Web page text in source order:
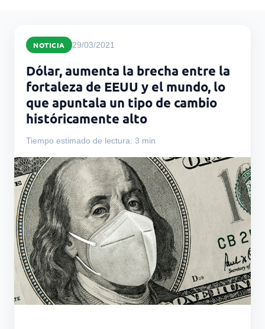
NOTICIA 29/03/2021
Dólar, aumenta la brecha entre la
fortaleza de EEUU y el mundo, lo
que apuntala un tipo de cambio
históricamente alto
Tiempo estimado de lectura: 3 min